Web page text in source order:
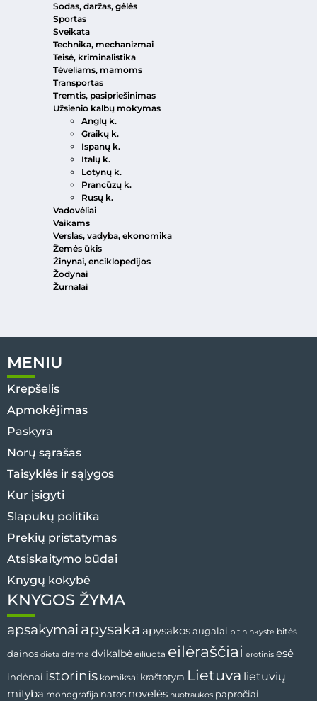
Sodas, daržas, gėlės
Sportas
Sveikata
Technika, mechanizmai
Teisė, kriminalistika
Tėveliams, mamoms
Transportas
Tremtis, pasipriešinimas
Užsienio kalbų mokymas
Anglų k.
Graikų k.
Ispanų k.
Italų k.
Lotynų k.
Prancūzų k.
Rusų k.
Vadovėliai
Vaikams
Verslas, vadyba, ekonomika
Žemės ūkis
Žinynai, enciklopedijos
Žodynai
Žurnalai
MENIU
Krepšelis
Apmokėjimas
Paskyra
Norų sąrašas
Taisyklės ir sąlygos
Kur įsigyti
Slapukų politika
Prekių pristatymas
Atsiskaitymo būdai
Knygų kokybė
KNYGOS ŽYMA
apsakymai apysaka apysakos augalai bitininkystė bitės
dainos dieta drama dvikalbė eiliuota eilėraščiai erotinis esė
indėnai istorinis komiksai kraštotyra Lietuva lietuvių
mityba monografija natos novelės nuotraukos papročiai